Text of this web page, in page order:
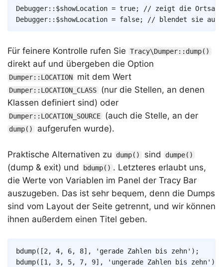
Debugger:: $showLocation = true;
// zeigt die
Debugger:: $showLocation = false; // blendet sie aus
Copy
Für feinere Kontrolle rufen Sie Tracy\Dumper::dump()
direkt auf und übergeben die Option
Dumper::LOCATION mit dem Wert
Dumper::LOCATION_CLASS
(nur die Stellen, an denen
Klassen definiert sind) oder
Dumper::LOCATION_SOURCE (auch die Stelle, an der
dump() aufgerufen wurde).
Praktische Alternativen zu dump() sind dumpe()
(dump & exit) und bdump() . Letzteres erlaubt uns,
die Werte von Variablen im Panel der Tracy Bar
auszugeben. Das ist sehr bequem, denn die Dumps
sind vom Layout der Seite getrennt, und wir können
ihnen außerdem einen Titel geben.
bdump( [2 , 4, 6, 8] , 'gerade Zahlen bis zehn' ) ;
bdump( [1 , 3, 5, 7, 9] , 'ungerade Zahlen bis zehn' )
Copy